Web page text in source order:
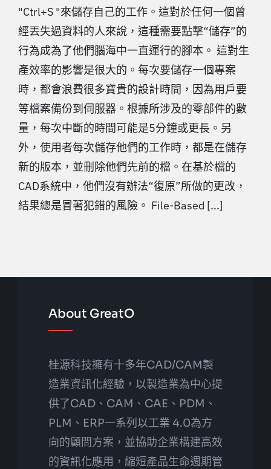
"Ctrl+S "來儲存自己的工作。這對於任何一個曾
經丟失過資料的人來說，這種需要點擊“儲存”的
行為成為了他們腦海中一直運行的腳本。 這對生
產效率的影響是很大的。每次要儲存一個專案
時，都會浪費很多寶貴的設計時間，因為用戶要
等檔案備份到伺服器。根據所涉及的零部件的數
量，每次中斷的時間可能是5分鐘或更長。另
外，使用者每次儲存他們的工作時，都是在儲存
新的版本，並刪除他們先前的檔。在基於檔的
CAD系統中，他們沒有辦法“復原”所做的更改，
結果總是冒著犯錯的風險。 File-Based [...]
About GreatO
桂源科技擁有十多年CAD/CAM製
造業資訊化經驗，以製造業為中心提
供了CAD、CAM、CAE、PDM、
PLM、ERP一系列以工業 4.0為方
向的顧問方案，並協助企業構建高效
的資訊化應用，縮短產品生命週期管